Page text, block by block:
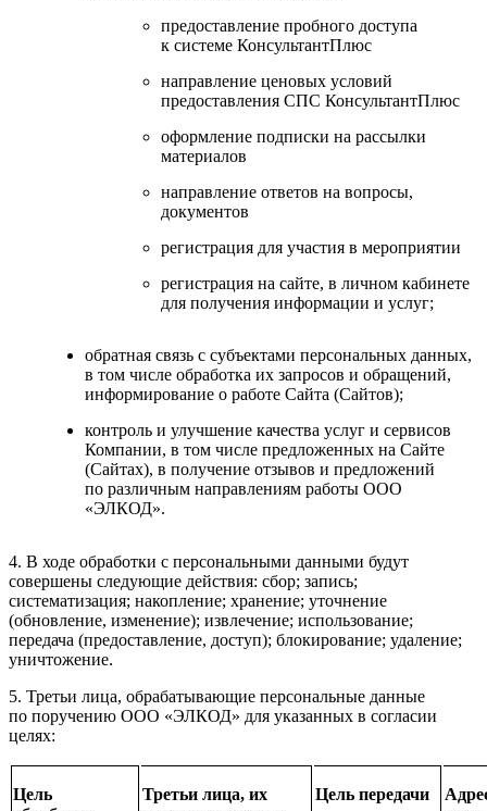
предоставление пробного доступа
к системе КонсультантПлюс
направление ценовых условий
предоставления СПС КонсультантПлюс
оформление подписки на рассылки
материалов
направление ответов на вопросы,
документов
регистрация для участия в мероприятии
регистрация на сайте, в личном кабинете
для получения информации и услуг;
обратная связь с субъектами персональных данных,
в том числе обработка их запросов и обращений,
информирование о работе Сайта (Сайтов);
контроль и улучшение качества услуг и сервисов
Компании, в том числе предложенных на Сайте
(Сайтах), в получение отзывов и предложений
по различным направлениям работы ООО
«ЭЛКОД».
4. В ходе обработки с персональными данными будут
совершены следующие действия: сбор; запись;
систематизация; накопление; хранение; уточнение
(обновление, изменение); извлечение; использование;
передача (предоставление, доступ); блокирование; удаление;
уничтожение.
5. Третьи лица, обрабатывающие персональные данные
по поручению ООО «ЭЛКОД» для указанных в согласии
целях:
Цель
Третьи лица, их
Цель передачи